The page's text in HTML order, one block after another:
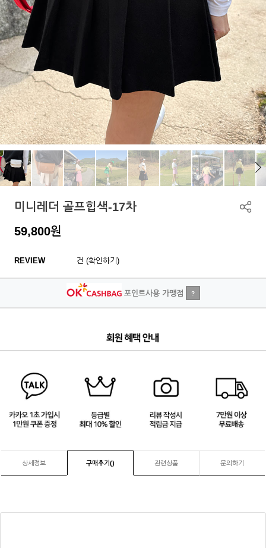
미니레더 골프힙색-17차
59,800원
REVIEW 건 (확인하기)
포인트사용 가맹점 ?
상세정보 구매후기() 관련상품 문의하기